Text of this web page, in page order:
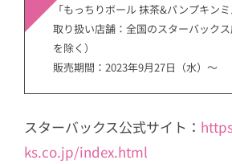
「もっちりボール 抹茶&パンプキン
取り扱い店舗：全国のスターバック
を除く）
販売期間：2023年9月27日（水）～
スターバックス公式サイト：
ks.co.jp/index.html